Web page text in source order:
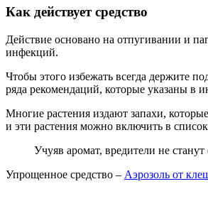
Как действует средство
Действие основано на отпугивании и
инфекций.
Чтобы этого избежать всегда держите
ряда рекомендаций, которые указаны в
Многие растения издают запахи,
и эти растения можно включить в
Учуяв аромат, вредители не
Упрощенное средство – Аэрозоль от